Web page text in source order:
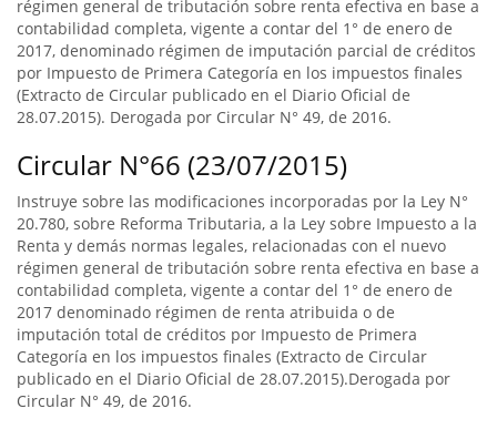
régimen general de tributación sobre renta efectiva en base a
contabilidad completa, vigente a contar del 1° de enero de
2017, denominado régimen de imputación parcial de créditos
por Impuesto de Primera Categoría en los impuestos finales
(Extracto de Circular publicado en el Diario Oficial de
28.07.2015). Derogada por Circular N° 49, de 2016.
Circular N°66 (23/07/2015)
Instruye sobre las modificaciones incorporadas por la Ley N°
20.780, sobre Reforma Tributaria, a la Ley sobre Impuesto a la
Renta y demás normas legales, relacionadas con el nuevo
régimen general de tributación sobre renta efectiva en base a
contabilidad completa, vigente a contar del 1° de enero de
2017 denominado régimen de renta atribuida o de
imputación total de créditos por Impuesto de Primera
Categoría en los impuestos finales (Extracto de Circular
publicado en el Diario Oficial de 28.07.2015).Derogada por
Circular N° 49, de 2016.